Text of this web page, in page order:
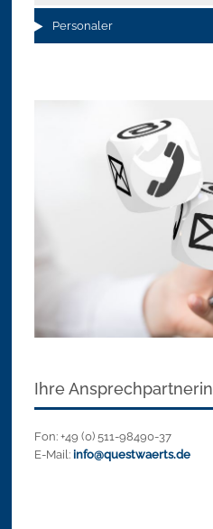
Personaler
Ihre Ansprechpartnerin
Fon: +49 (0) 511-98490-37
E-Mail: info@questwaerts.de